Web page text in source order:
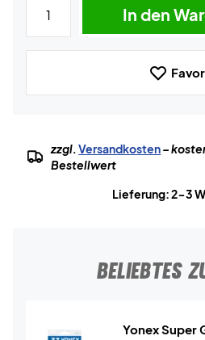
In den
zzgl.Versandkosten–
Bestellwert
Lieferung: 2-3
BELIEBTES
Yonex Super